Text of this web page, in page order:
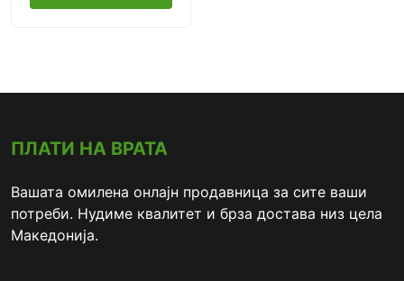
ПЛАТИ НА ВРАТА
Вашата омилена онлајн продавница за сите ваши
потреби. Нудиме квалитет и брза достава низ цела
Македонија.